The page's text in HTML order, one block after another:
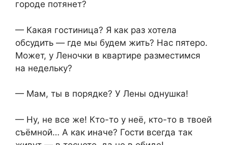
городе потянет?
— Какая гостиница? Я как раз хотела
обсудить — где мы будем жить? Нас пятеро.
Может, у Леночки в квартире разместимся
на недельку?
— Мам, ты в порядке? У Лены однушка!
— Ну, не все же! Кто-то у неё, кто-то в твоей
съёмной… А как иначе? Гости всегда так